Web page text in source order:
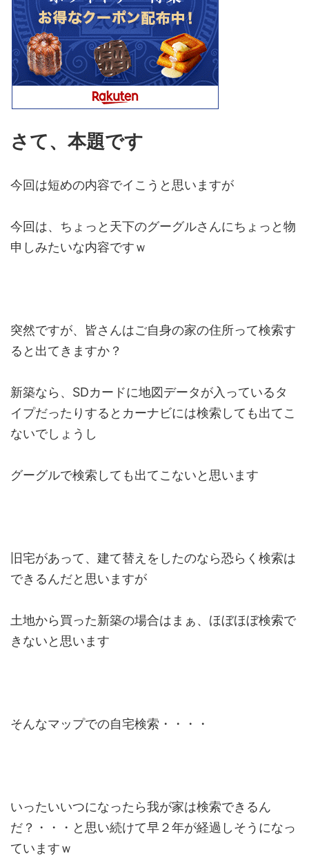
さて、本題です
今回は短めの内容でイこうと思いますが
今回は、ちょっと天下のグーグルさんにちょっと物
申しみたいな内容ですｗ
突然ですが、皆さんはご自身の家の住所って検索す
ると出てきますか？
新築なら、SDカードに地図データが入っているタ
イプだったりするとカーナビには検索しても出てこ
ないでしょうし
グーグルで検索しても出てこないと思います
旧宅があって、建て替えをしたのなら恐らく検索は
できるんだと思いますが
土地から買った新築の場合はまぁ、ほぼほぼ検索で
きないと思います
そんなマップでの自宅検索・・・・
いったいいつになったら我が家は検索できるん
だ？・・・と思い続けて早２年が経過しそうになっ
ていますｗ